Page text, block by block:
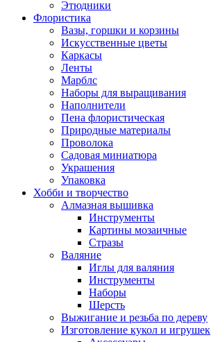
Этюдники
Флористика
Вазы, горшки и корзины
Искусственные цветы
Каркасы
Ленты
Марблс
Наборы для выращивания
Наполнители
Пена флористическая
Природные материалы
Проволока
Садовая миниатюра
Украшения
Упаковка
Хобби и творчество
Алмазная вышивка
Инструменты
Картины мозаичные
Стразы
Валяние
Иглы для валяния
Инструменты
Наборы
Шерсть
Выжигание и резьба по дереву
Изготовление кукол и игрушек